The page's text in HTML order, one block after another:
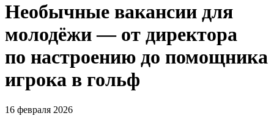
Необычные вакансии для
молодёжи — от директора
по настроению до помощника
игрока в гольф
16 февраля 2026